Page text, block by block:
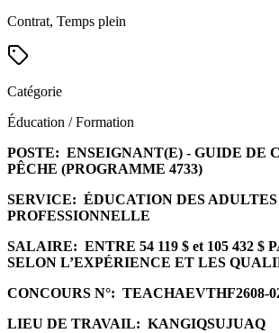
Contrat, Temps plein
Catégorie
Éducation / Formation
POSTE: ENSEIGNANT(E) - GUIDE DE
PÊCHE (PROGRAMME 4733)
SERVICE: ÉDUCATION DES
PROFESSIONNELLE
SALAIRE: ENTRE 54 119 $ et 105 432 $
SELON L’EXPÉRIENCE ET LES
CONCOURS N°: TEACHAEVTHF2608-
LIEU DE TRAVAIL: KANGIQSUJUAQ